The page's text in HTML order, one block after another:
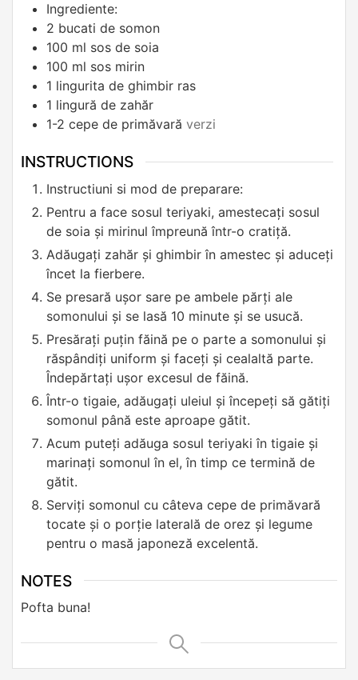
Ingrediente:
2 bucati de somon
100 ml sos de soia
100 ml sos mirin
1 lingurita de ghimbir ras
1 lingură de zahăr
1-2 cepe de primăvară verzi
INSTRUCTIONS
Instructiuni si mod de preparare:
Pentru a face sosul teriyaki, amestecați sosul
de soia și mirinul împreună într-o cratiță.
Adăugați zahăr și ghimbir în amestec și aduceți
încet la fierbere.
Se presară ușor sare pe ambele părți ale
somonului și se lasă 10 minute și se usucă.
Presărați puțin făină pe o parte a somonului și
răspândiți uniform și faceți și cealaltă parte.
Îndepărtați ușor excesul de făină.
Într-o tigaie, adăugați uleiul și începeți să gătiți
somonul până este aproape gătit.
Acum puteți adăuga sosul teriyaki în tigaie și
marinați somonul în el, în timp ce termină de
gătit.
Serviți somonul cu câteva cepe de primăvară
tocate și o porție laterală de orez și legume
pentru o masă japoneză excelentă.
NOTES
Pofta buna!